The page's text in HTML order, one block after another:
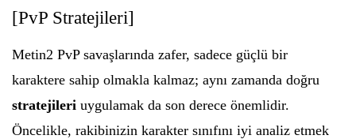
[PvP Stratejileri]
Metin2 PvP savaşlarında zafer, sadece güçlü bir
karaktere sahip olmakla kalmaz; aynı zamanda doğru
stratejileri uygulamak da son derece önemlidir.
Öncelikle, rakibinizin karakter sınıfını iyi analiz etmek